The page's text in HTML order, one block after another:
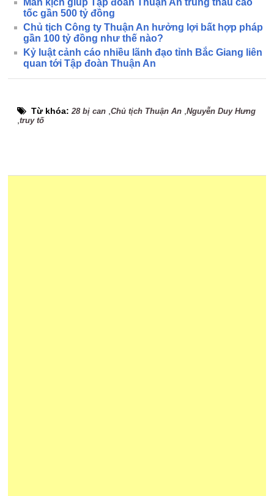
Màn kịch giúp Tập đoàn Thuận An trúng thầu cao
tốc gần 500 tỷ đồng
Chủ tịch Công ty Thuận An hưởng lợi bất hợp pháp
gần 100 tỷ đồng như thế nào?
Kỷ luật cảnh cáo nhiều lãnh đạo tỉnh Bắc Giang liên
quan tới Tập đoàn Thuận An
Từ khóa:28 bị can ,Chủ tịch Thuận An ,Nguyễn Duy Hưng
,truy tố